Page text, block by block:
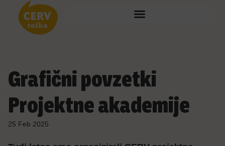
Grafični povzetki
Projektne akademije
25 Feb 2025